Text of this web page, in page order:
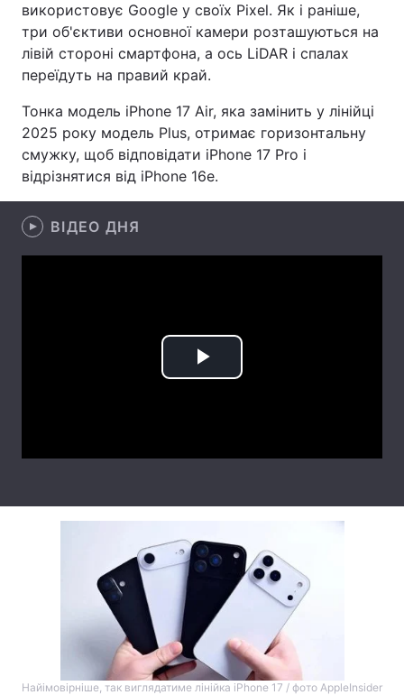
Зброя
Здоров'я Туризм
Екологія Регіони
Лонгріди
Відео з Youtube
Тема оформлення
використовує Google у своїх Pixel. Як і раніше,
три об'єктиви основної камери розташуються на
лівій стороні смартфона, а ось LiDAR і спалах
переїдуть на правий край.
Тонка модель iPhone 17 Air, яка замінить у лінійці
2025 року модель Plus, отримає горизонтальну
смужку, щоб відповідати iPhone 17 Pro і
відрізнятися від iPhone 16e.
ВІДЕО ДНЯ
Play
Найімовірніше, так виглядатиме лінійка iPhone 17 / фото AppleInsider